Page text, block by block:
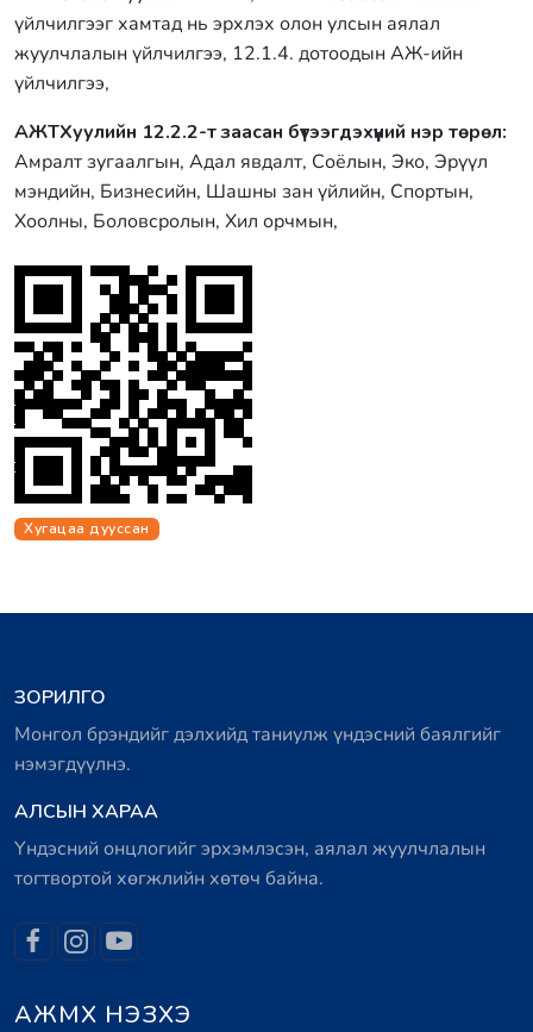
үйлчилгээг хамтад нь эрхлэх олон улсын аялал
жуулчлалын үйлчилгээ, 12.1.4. дотоодын АЖ-ийн
үйлчилгээ,
АЖТХуулийн 12.2.2-т заасан бүтээгдэхүүний нэр төрөл:
Амралт зугаалгын, Адал явдалт, Соёлын, Эко, Эрүүл
мэндийн, Бизнесийн, Шашны зан үйлийн, Спортын,
Хоолны, Боловсролын, Хил орчмын,
Хугацаа дууссан
ЗОРИЛГО
Монгол брэндийг дэлхийд таниулж үндэсний баялгийг
нэмэгдүүлнэ.
АЛСЫН ХАРАА
Үндэсний онцлогийг эрхэмлэсэн, аялал жуулчлалын
тогтвортой хөгжлийн хөтөч байна.
АЖМХ НЭЗХЭ